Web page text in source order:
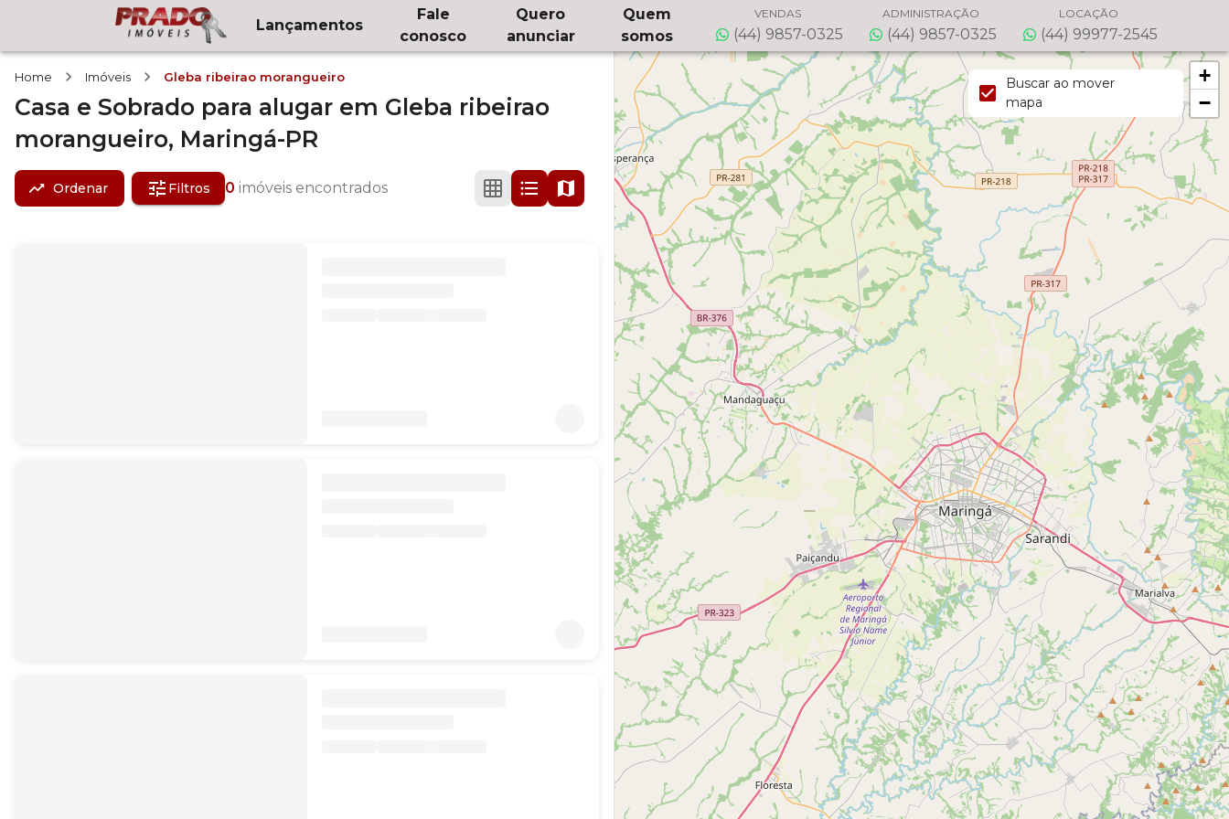
Lançamentos
Fale
conosco
Quero
anunciar
Quem
somos
VENDAS
(44) 9857-0325
ADMINISTRAÇÃO
(44) 9857-0325
LOCAÇÃO
(44) 99977-2545
Home Imóveis Gleba ribeirao morangueiro
Casa e Sobrado para alugar em Gleba ribeirao
morangueiro, Maringá-PR
Ordenar Filtros 0 imóveis encontrados
+
−
Buscar ao mover
mapa